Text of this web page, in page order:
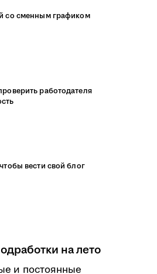
со сменным графиком
работодателя
вести свой блог
на лето
и постоянные